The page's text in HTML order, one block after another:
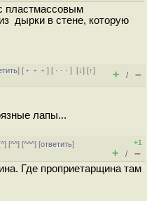
пластмассовым
дырки в стене, которую
] [ ﹢﹢﹢] [ · · ·][↓] [↑]
+ / –
лапы...
^] [^^] [^^^] [ответить]
+1
+ / –
Где проприетарщина там